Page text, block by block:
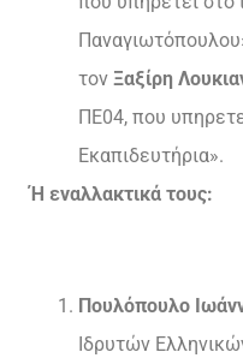
τον Ξαξίρη
ΠΕ04, που
Εκαπιδευτήρια».
Ή εναλλακτικά τους:
Πουλόπουλο
Ιδρυτών